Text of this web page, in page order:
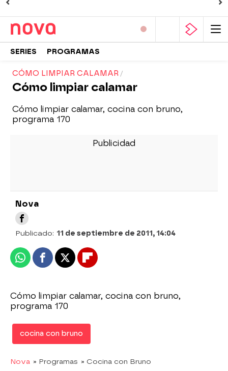
SERIES PROGRAMAS
CÓMO LIMPIAR CALAMAR
Cómo limpiar calamar
Cómo limpiar calamar, cocina con bruno,
programa 170
Nova
Publicado: 11 de septiembre de 2011, 14:04
WhatsappFacebook
X Flipboard
Cómo limpiar calamar, cocina con bruno,
programa 170
cocina con bruno
Nova » Programas » Cocina con Bruno